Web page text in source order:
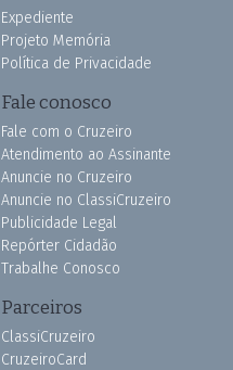
Expediente
Projeto Memória
Política de Privacidade
Fale conosco
Fale com o Cruzeiro
Atendimento ao Assinante
Anuncie no Cruzeiro
Anuncie no ClassiCruzeiro
Publicidade Legal
Repórter Cidadão
Trabalhe Conosco
Parceiros
ClassiCruzeiro
CruzeiroCard